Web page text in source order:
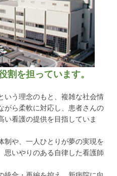
割を担っています。
いう理念のもと、複雑な社会情
がら柔軟に対応し、患者さんの
い看護の提供を目指していま
制や、一人ひとりが夢の実現を
思いやりのある自律した看護師